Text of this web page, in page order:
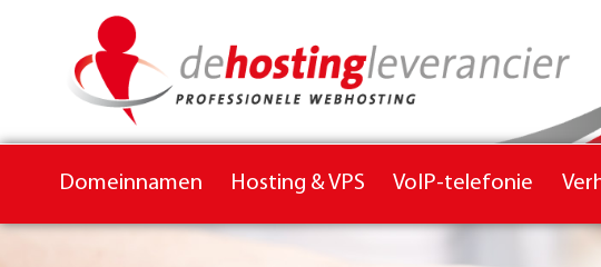
Domeinnamen Hosting & VPS VoIP-telefonie